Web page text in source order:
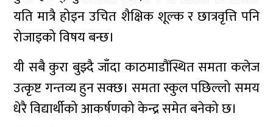
यति मात्रै होइन उचित शैक्षिक शूल्क र छात्रवृत्ति पनि
रोजाइको विषय बन्छ।
यी सबै कुरा बुझ्दै जाँदा काठमाडौंस्थित समता कलेज
उत्कृष्ट गन्तव्य हुन सक्छ। समता स्कुल पछिल्लो समय
धेरै विद्यार्थीको आकर्षणको केन्द्र समेत बनेको छ।